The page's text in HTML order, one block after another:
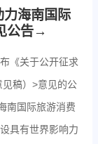
力海南国际
公告→
《关于公开征求
见稿）>意见的公
南国际旅游消费
具有世界影响力